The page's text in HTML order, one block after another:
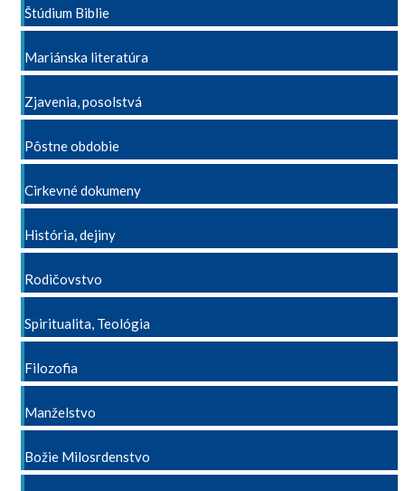
Štúdium Biblie
Mariánska literatúra
Zjavenia, posolstvá
Pôstne obdobie
Cirkevné dokumeny
História, dejiny
Rodičovstvo
Spiritualita, Teológia
Filozofia
Manželstvo
Božie Milosrdenstvo